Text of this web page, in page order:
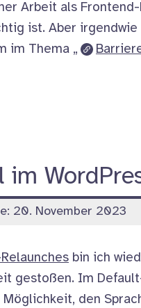
Arbeit als
ist. Aber
im Thema „
im
20. November 2023
bin ich
gestoßen. Im
den